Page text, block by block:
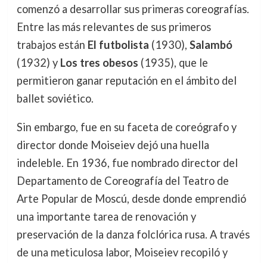
comenzó a desarrollar sus primeras coreografías.
Entre las más relevantes de sus primeros
trabajos están El futbolista (1930), Salambó
(1932) y Los tres obesos (1935), que le
permitieron ganar reputación en el ámbito del
ballet soviético.
Sin embargo, fue en su faceta de coreógrafo y
director donde Moiseiev dejó una huella
indeleble. En 1936, fue nombrado director del
Departamento de Coreografía del Teatro de
Arte Popular de Moscú, desde donde emprendió
una importante tarea de renovación y
preservación de la danza folclórica rusa. A través
de una meticulosa labor, Moiseiev recopiló y